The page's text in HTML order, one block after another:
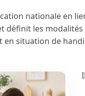
nationale en
définit les
situation de